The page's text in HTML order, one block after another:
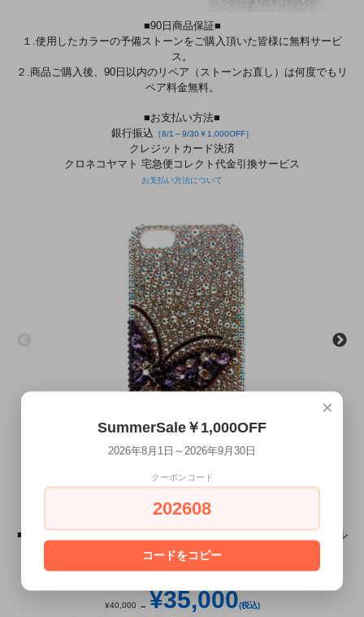
■90日商品保証■
１.使用したカラーの予備ストーンをご購入頂いた皆様に無料サービ
ス。
２.商品ご購入後、90日以内のリペア（ストーンお直し）は何度でもリ
ペア料金無料。
■お支払い方法■
銀行振込 ［8/1～9/30￥1,000OFF］
クレジットカード決済
クロネコヤマト 宅急便コレクト代金引換サービス
お支払い方法について
■GALAXY S全機種対応■GALAXY S×スワロフスキー ジュエルモデル
ラグジュアリーバタフライ パープル×オーロラ
¥40,000 → ¥35,000(税込)
×
SummerSale￥1,000OFF
2026年8月1日～2026年9月30日
クーポンコード
202608
コードをコピー